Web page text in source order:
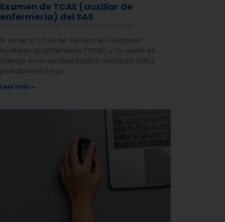
Examen de TCAE (auxiliar de
enfermería) del SAS
Si tienes el título de Técnico en Cuidados
Auxiliares de Enfermería (TCAE) y tu sueño es
trabajar en la sanidad pública andaluza (SAS),
probablemente ya
Leer más »